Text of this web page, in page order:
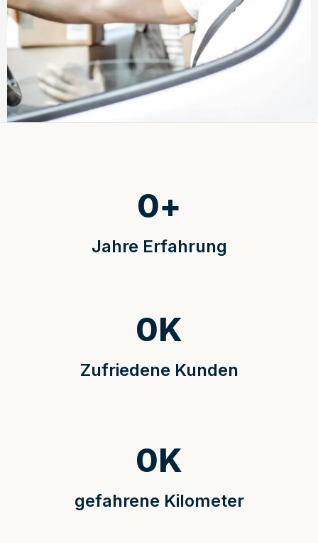
Jahre Erfahrung
0+
Zufriedene Kunden
0K
gefahrene Kilometer
0K